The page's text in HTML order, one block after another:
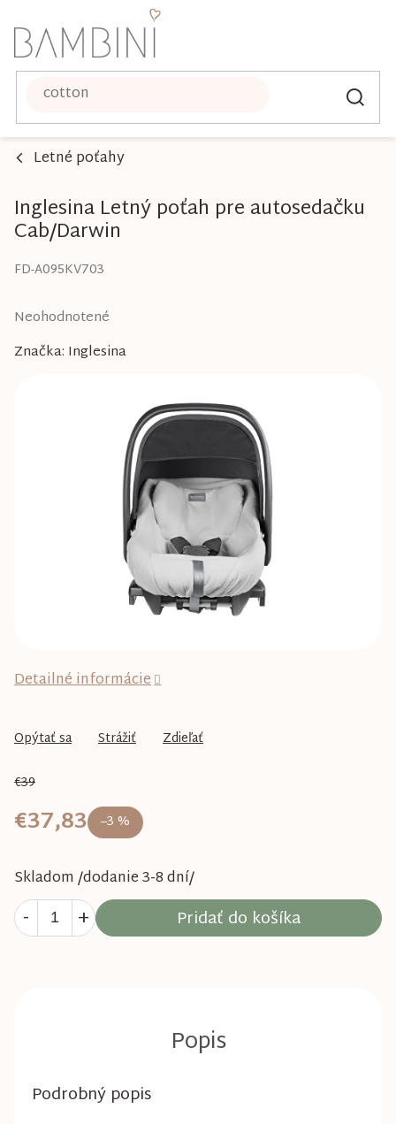
na
obsah
Letné poťahy
Inglesina Letný poťah pre autosedačku
Cab/Darwin
FD-A095KV703
Priemerné
produktu
Neohodnotené
Značka: Inglesina
€39
–3 %
€37,83
Skladom /dodanie 3-8 dní/
Pridať do košíka
Detailné informácie
Opýtať sa Strážiť Zdieľať
Podrobný popis